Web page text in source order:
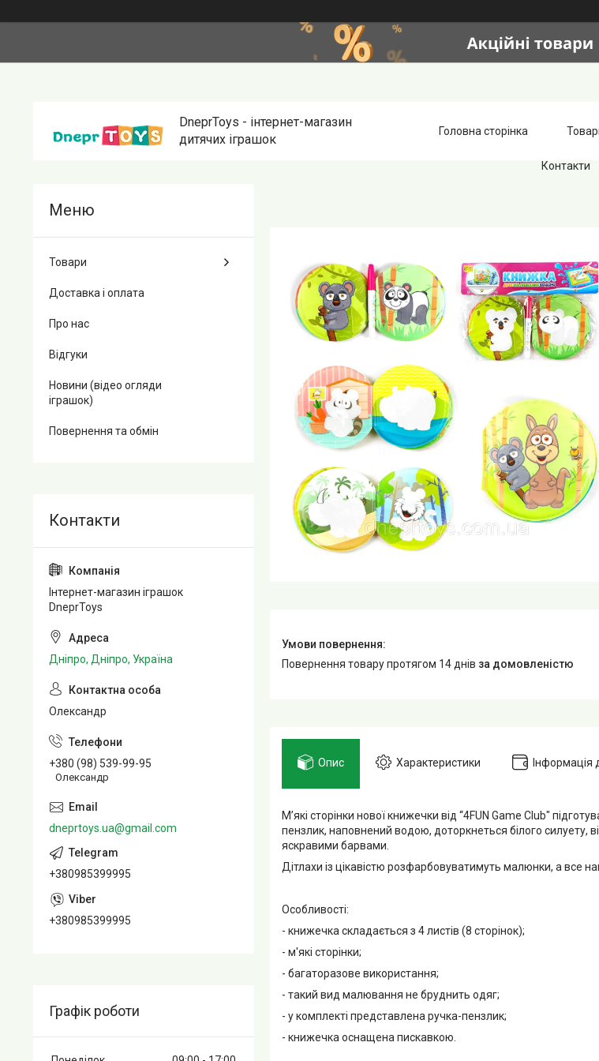
DneprToys - інтернет-магазин
дитячих іграшок
Головна сторінка
Контакти
повернення товару протягом 14 днів за домовленістю
Опис Характеристики Інформація
М’які сторінки нової книжечки від “4FUN Game Club"
пензлик, наповнений водою, доторкнеться білого силуету,
яскравими барвами.
Дітлахи із цікавістю розфарбовуватимуть малюнки, а все
Особливості:
- книжечка складається з 4 листів (8 сторінок);
- м'які сторінки;
- багаторазове використання;
- такий вид малювання не бруднить одяг;
- у комплекті представлена ручка-пензлик;
- книжечка оснащена пискавкою.
Товари
Доставка і оплата
Про нас
Відгуки
Новини (відео огляди
іграшок)
Повернення та обмін
Інтернет-магазин іграшок
DneprToys
Дніпро, Дніпро, Україна
Олександр
+380 (98) 539-99-95
Олександр
dneprtoys.ua@gmail.com
+380985399995
+380985399995
Графік роботи